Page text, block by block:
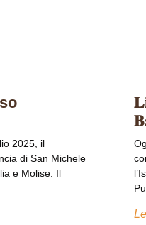
2025, il
di San Michele
e Molise. Il